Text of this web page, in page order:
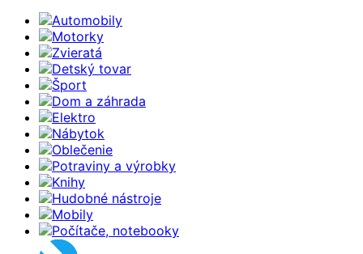
Automobily
Motorky
Zvieratá
Detský tovar
Šport
Dom a záhrada
Elektro
Nábytok
Oblečenie
Potraviny a výrobky
Knihy
Hudobné nástroje
Mobily
Počítače, notebooky